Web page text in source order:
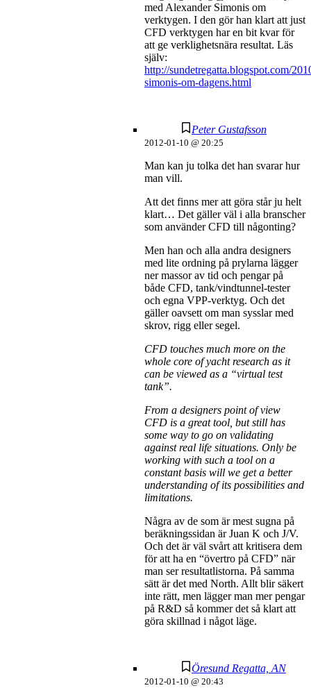
med Alexander Simonis om
verktygen. I den gör han klart att just
CFD verktygen har en bit kvar för
att ge verklighetsnära resultat. Läs
själv:
http://sundetregatta.blogspot.com/
simonis-om-dagens.html
Peter Gustafsson
2012-01-10 @ 20:25
Man kan ju tolka det han svarar hur
man vill.
Att det finns mer att göra står ju helt
klart… Det gäller väl i alla branscher
som använder CFD till någonting?
Men han och alla andra designers
med lite ordning på prylarna lägger
ner massor av tid och pengar på
både CFD, tank/vindtunnel-tester
och egna VPP-verktyg. Och det
gäller oavsett om man sysslar med
skrov, rigg eller segel.
CFD touches much more on the
whole core of yacht research as it
can be viewed as a “virtual test
tank”.
From a designers point of view
CFD is a great tool, but still has
some way to go on validating
against real life situations. Only be
working with such a tool on a
constant basis will we get a better
understanding of its possibilities and
limitations.
Några av de som är mest sugna på
beräkningssidan är Juan K och J/V.
Och det är väl svårt att kritisera dem
för att ha en “övertro på CFD” när
man ser resultatlistorna. På samma
sätt är det med North. Allt blir säkert
inte rätt, men lägger man mer pengar
på R&D så kommer det så klart att
göra skillnad i något läge.
Öresund Regatta, AN
2012-01-10 @ 20:43